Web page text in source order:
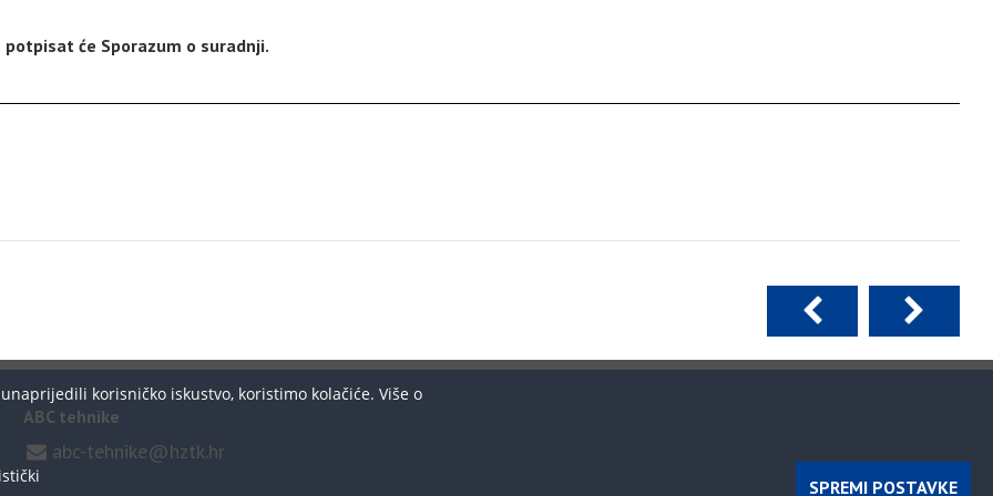
će Sporazum o suradnji.
ABC tehnike
abc-tehnike@hztk.hr
korisničko iskustvo, koristimo kolačiće. Više o
SPREMI POSTAVKE